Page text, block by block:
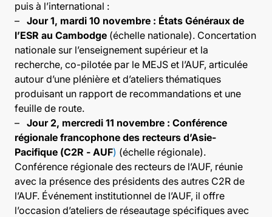
puis à l’international :
– Jour 1, mardi 10 novembre : États Généraux de
l’ESR au Cambodge (échelle nationale). Concertation
nationale sur l’enseignement supérieur et la
recherche, co-pilotée par le MEJS et l’AUF, articulée
autour d’une plénière et d’ateliers thématiques
produisant un rapport de recommandations et une
feuille de route.
– Jour 2, mercredi 11 novembre : Conférence
régionale francophone des recteurs d’Asie-
Pacifique (C2R - AUF) (échelle régionale).
Conférence régionale des recteurs de l’AUF, réunie
avec la présence des présidents des autres C2R de
l’AUF. Événement institutionnel de l’AUF, il offre
l’occasion d’ateliers de réseautage spécifiques avec